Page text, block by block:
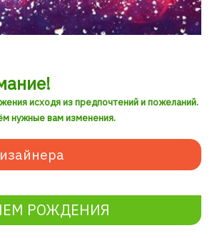
исходя из предпочтений и пожеланий.
нужные вам изменения.
РОЖДЕНИЯ